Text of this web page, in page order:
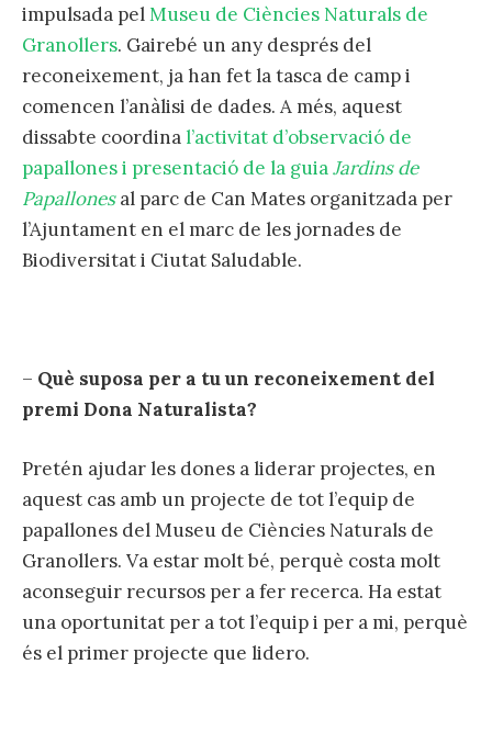
impulsada pelMuseu de Ciències Naturals de
Granollers. Gairebé un any després del
reconeixement, ja han fet la tasca de camp i
comencen l’anàlisi de dades. A més, aquest
dissabte coordinal’activitat d’observació de
papallones i presentació de la guiaJardins de
Papallonesal parc de Can Mates organitzada per
l’Ajuntament en el marc de les jornades de
Biodiversitat i Ciutat Saludable.
– Què suposa per a tu un reconeixement del
premi Dona Naturalista?
Pretén ajudar les dones a liderar projectes, en
aquest cas amb un projecte de tot l’equip de
papallones del Museu de Ciències Naturals de
Granollers. Va estar molt bé, perquè costa molt
aconseguir recursos per a fer recerca. Ha estat
una oportunitat per a tot l’equip i per a mi, perquè
és el primer projecte que lidero.